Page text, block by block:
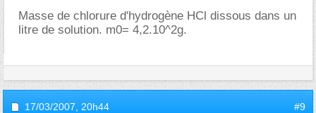
Masse de chlorure d'hydrogène HCl dissous dans un
litre de solution. m0= 4,2.10^2g.
17/03/2007, 20h44 #9